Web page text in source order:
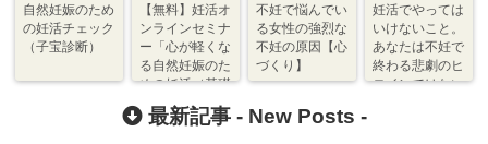
自然妊娠のため
の妊活チェック
（子宝診断）
【無料】妊活オ
ンラインセミナ
ー「心が軽くな
る自然妊娠のた
めの妊活（基礎
編）」開催のお
知らせ
不妊で悩んでい
る女性の強烈な
不妊の原因【心
づくり】
妊活でやっては
いけないこと。
あなたは不妊で
終わる悲劇のヒ
ロインではない
最新記事 - New Posts -